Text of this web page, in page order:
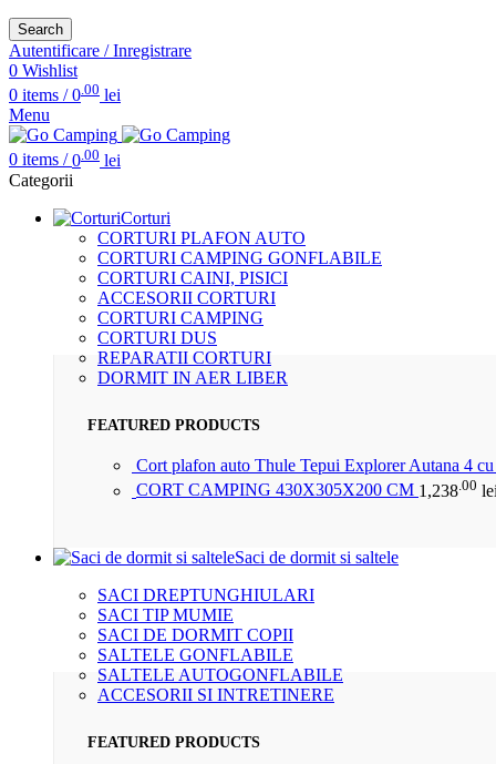
Search
Autentificare / Inregistrare
0 Wishlist
0 items / 0.00 lei
Menu
0 items / 0 .00 lei
Categorii
Corturi
CORTURI PLAFON AUTO
CORTURI CAMPING GONFLABILE
CORTURI CAINI, PISICI
ACCESORII CORTURI
CORTURI CAMPING
CORTURI DUS
REPARATII CORTURI
DORMIT IN AER LIBER
FEATURED PRODUCTS
Cort plafon auto Thule Tepui Explorer Autana 4
CORT CAMPING 430X305X200 CM 1,238 .00
Saci de dormit si saltele
SACI DREPTUNGHIULARI
SACI TIP MUMIE
SACI DE DORMIT COPII
SALTELE GONFLABILE
SALTELE AUTOGONFLABILE
ACCESORII SI INTRETINERE
FEATURED PRODUCTS